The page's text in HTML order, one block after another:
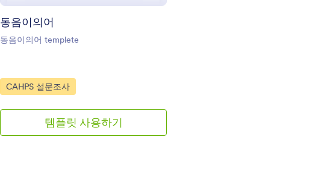
동음이의어
동음이의어 templete
Go to Category:
CAHPS 설문조사
템플릿 사용하기